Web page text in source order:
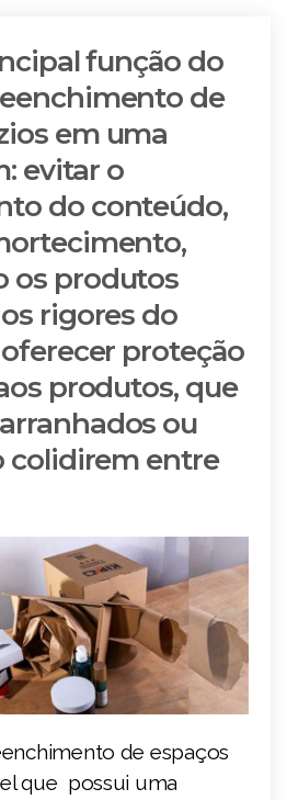
função do
de
em uma
evitar o
do conteúdo,
os produtos
rigores do
proteção
produtos, que
ou
colidirem entre
de espaços
que possui uma